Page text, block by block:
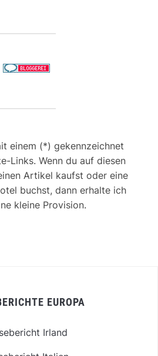
einem (*) gekennzeichnet
Links. Wenn du auf diesen
Artikel kaufst oder eine
buchst, dann erhalte ich
kleine Provision.
EUROPA
Irland